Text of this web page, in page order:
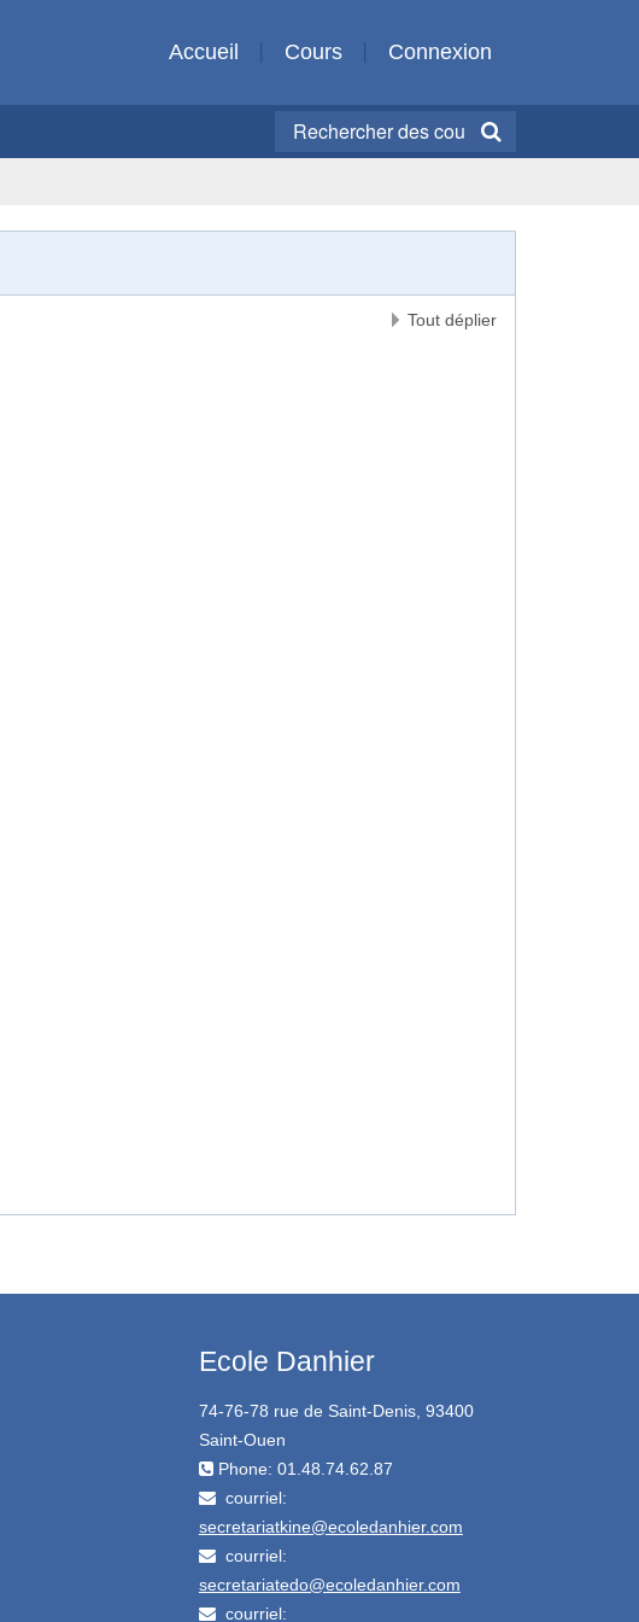
Accueil Cours Connexion
Tout déplier
Ecole Danhier
74-76-78 rue de Saint-Denis, 93400
Saint-Ouen
Phone: 01.48.74.62.87
courriel:
secretariatkine@ecoledanhier.com
courriel:
secretariatedo@ecoledanhier.com
courriel: